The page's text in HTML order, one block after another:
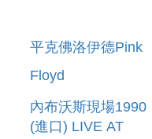
平克佛洛伊德Pink
Floyd
內布沃斯現場1990
(進口) LIVE AT